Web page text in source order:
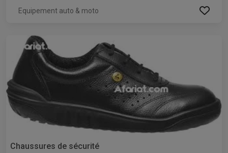
Equipement auto & moto
Chaussures de sécurité